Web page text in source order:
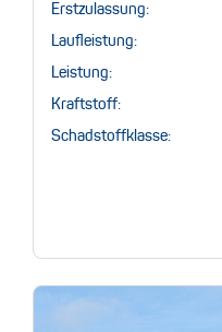
Erstzulassung:
Laufleistung:
Leistung:
Kraftstoff:
Schadstoffklasse: